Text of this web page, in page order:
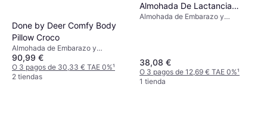
Done by Deer Comfy Body
Pillow Croco
Almohada de Embarazo y
Lactancia, Verde, Beige, Rosa,
Material: Algodón, Elastano
Relleno: Poliéster
90,99 €
O 3 pagos de 30,33 € TAE 0%¹
2 tiendas
Almohada De Lactancia
Superior 114x70 Cm
Almohada de Embarazo y
38,08 €
O 3 pagos de 12,69 € TAE 0%¹
1 tienda